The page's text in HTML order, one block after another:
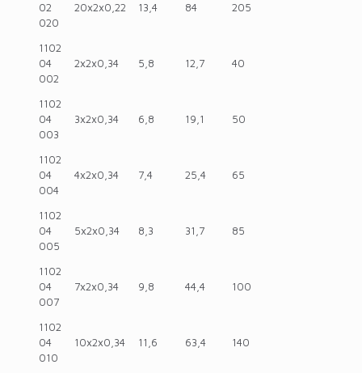
02
020
20x2x0,22 13,4 84 205
1102
04
002
2x2x0,34 5,8 12,7 40
1102
04
003
3x2x0,34 6,8 19,1 50
1102
04
004
4x2x0,34 7,4 25,4 65
1102
04
005
5x2x0,34 8,3 31,7 85
1102
04
007
7x2x0,34 9,8 44,4 100
1102
04
010
10x2x0,34 11,6 63,4 140